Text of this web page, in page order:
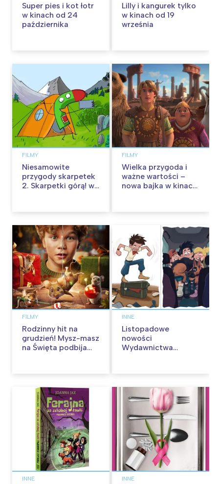
Super pies i kot łotr
w kinach od 24
października
Lilly i kangurek tylko
w kinach od 19
września
FILMY
Niesamowite
przygody skarpetek
2. Skarpetki górą! w
FILMY
Wielka przygoda i
ważne wartości –
nowa bajka w kinach
FILMY
Rodzinny hit na
grudzień! Mysz-masz
na Święta podbija
INNE
Listopadowe
nowości
Wydawnictwa
INNE INNE